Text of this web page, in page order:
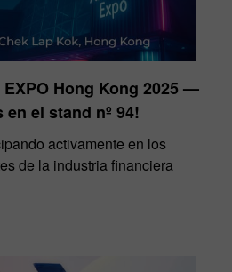
Hong Kong 2025 —
en el stand nº 94!
activamente en los
de la industria financiera